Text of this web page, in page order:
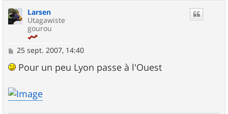
Larsen
Utagawiste
gourou
M
s
g
e
25 sept. 2007, 14:40
Pour un peu Lyon passe à l'Ouest